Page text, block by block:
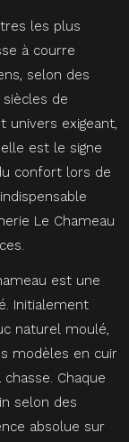
les plus
à courre
selon des
de
univers exigeant,
est le signe
confort lors de
Le Chameau
est une
Initialement
naturel moulé,
modèles en cuir
Chaque
selon des
absolue sur